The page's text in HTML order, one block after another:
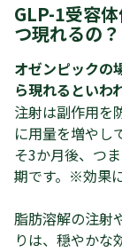
GLP-1受容
つ現れるの？
オゼンピックの
ら現れるといわ
注射は副作用を
に用量を増やし
そ3か月後、つ
期です。※効果
脂肪溶解の注射
りは、穏やかな